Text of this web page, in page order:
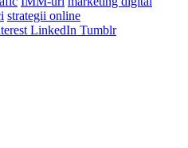
strategii online
LinkedIn Tumblr